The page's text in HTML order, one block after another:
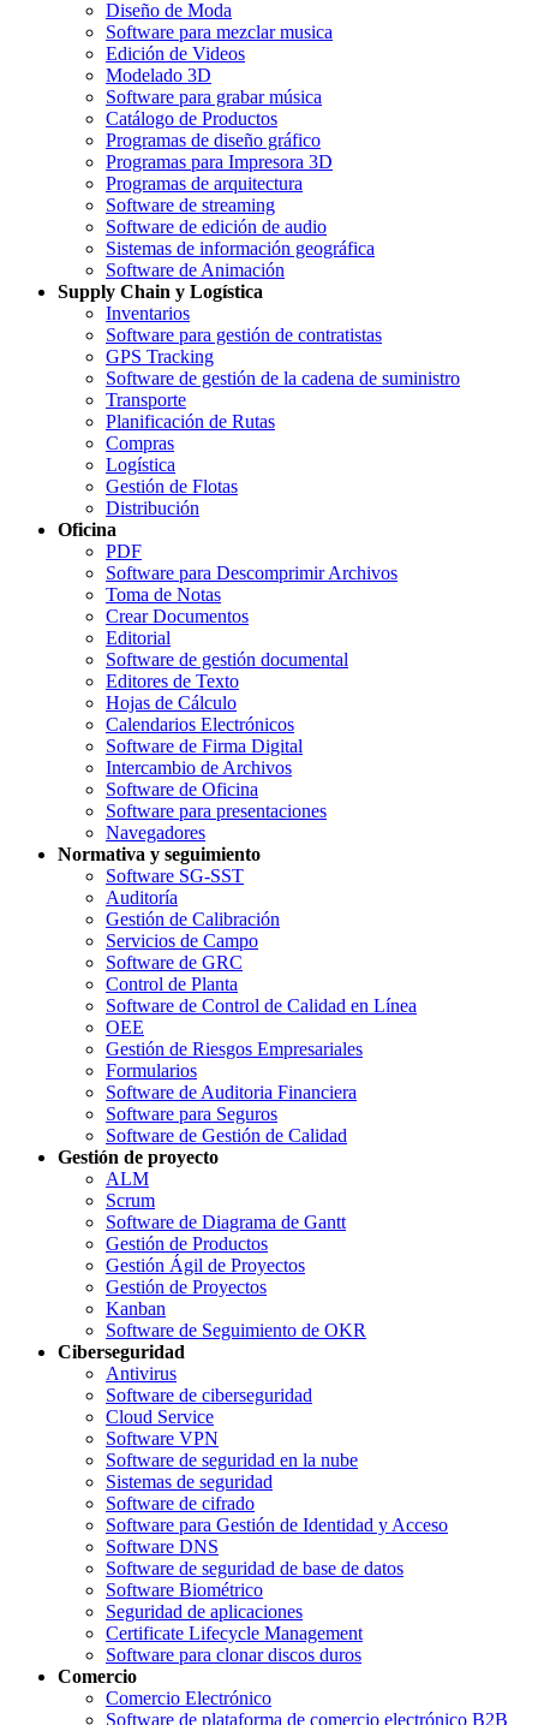
Diseño de Moda
Software para mezclar musica
Edición de Videos
Modelado 3D
Software para grabar música
Catálogo de Productos
Programas de diseño gráfico
Programas para Impresora 3D
Programas de arquitectura
Software de streaming
Software de edición de audio
Sistemas de información geográfica
Software de Animación
Supply Chain y Logística
Inventarios
Software para gestión de contratistas
GPS Tracking
Software de gestión de la cadena de suministro
Transporte
Planificación de Rutas
Compras
Logística
Gestión de Flotas
Distribución
Oficina
PDF
Software para Descomprimir Archivos
Toma de Notas
Crear Documentos
Editorial
Software de gestión documental
Editores de Texto
Hojas de Cálculo
Calendarios Electrónicos
Software de Firma Digital
Intercambio de Archivos
Software de Oficina
Software para presentaciones
Navegadores
Normativa y seguimiento
Software SG-SST
Auditoría
Gestión de Calibración
Servicios de Campo
Software de GRC
Control de Planta
Software de Control de Calidad en Línea
OEE
Gestión de Riesgos Empresariales
Formularios
Software de Auditoria Financiera
Software para Seguros
Software de Gestión de Calidad
Gestión de proyecto
ALM
Scrum
Software de Diagrama de Gantt
Gestión de Productos
Gestión Ágil de Proyectos
Gestión de Proyectos
Kanban
Software de Seguimiento de OKR
Ciberseguridad
Antivirus
Software de ciberseguridad
Cloud Service
Software VPN
Software de seguridad en la nube
Sistemas de seguridad
Software de cifrado
Software para Gestión de Identidad y Acceso
Software DNS
Software de seguridad de base de datos
Software Biométrico
Seguridad de aplicaciones
Certificate Lifecycle Management
Software para clonar discos duros
Comercio
Comercio Electrónico
Software de plataforma de comercio electrónico B2B